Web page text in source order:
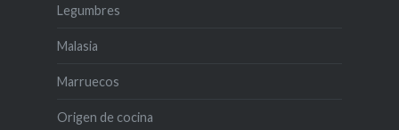
Legumbres
Malasia
Marruecos
Origen de cocina